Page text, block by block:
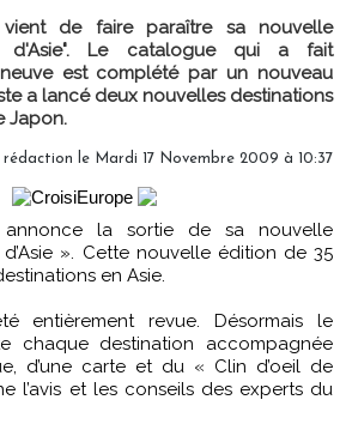
vient de faire paraître sa nouvelle
d'Asie". Le catalogue qui a fait
est complété par un nouveau
a lancé deux nouvelles destinations
Japon.
le Mardi 17 Novembre 2009 à 10:37
». Cette nouvelle édition de 35
en Asie.
entièrement revue. Désormais le
chaque destination accompagnée
d’une carte et du « Clin d’oeil de
l’avis et les conseils des experts du